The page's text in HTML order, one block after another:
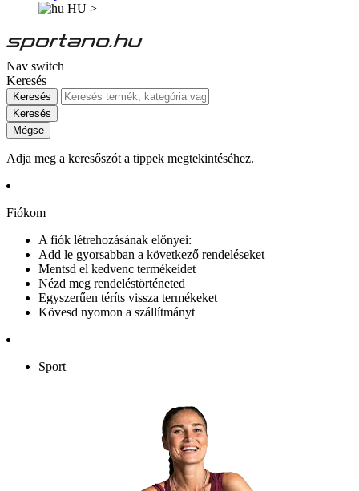
HU >
Nav switch
Keresés
Keresés
Keresés
Mégse
Adja meg a keresőszót a tippek megtekintéséhez.
Fiókom
A fiók létrehozásának előnyei:
Add le gyorsabban a következő rendeléseket
Mentsd el kedvenc termékeidet
Nézd meg rendeléstörténeted
Egyszerűen téríts vissza termékeket
Kövesd nyomon a szállítmányt
Sport